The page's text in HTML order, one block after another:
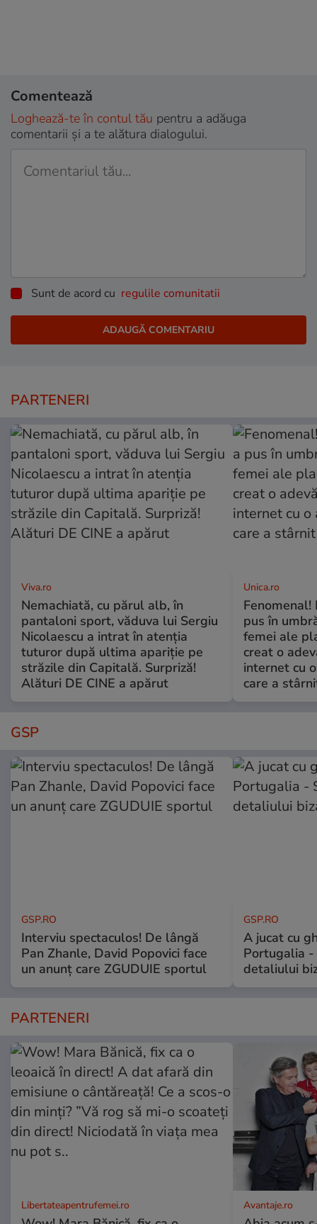
Comentează
Loghează-te în contul tău pentru a adăuga
comentarii și a te alătura dialogului.
Sunt de acord cu regulile comunitatii
PARTENERI
Viva.ro
Nemachiată, cu părul alb, în
pantaloni sport, văduva lui Sergiu
Nicolaescu a intrat în atenția
tuturor după ultima apariție pe
străzile din Capitală. Surpriză!
Alături DE CINE a apărut
Unica.ro
pus în
femei ale
creat o
internet cu
care a
GSP
GSP.RO
Interviu spectaculos! De lângă
Pan Zhanle, David Popovici face
un anunț care ZGUDUIE sportul
GSP.RO
A jucat cu
Portugalia -
detaliului
PARTENERI
Libertateapentrufemei.ro Avantaje.ro